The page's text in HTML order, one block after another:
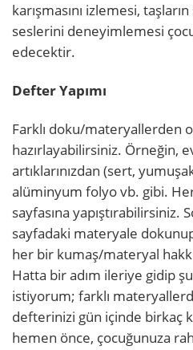
karışmasını izlemesi,
seslerini deneyimlemesi
edecektir.
Defter Yapımı
Farklı doku/materyallerden
hazırlayabilirsiniz. Örneğin,
artıklarınızdan (sert,
alüminyum folyo vb. gibi.
sayfasına yapıştırabilirsiniz.
sayfadaki materyale
her bir kumaş/materyal
Hatta bir adım ileriye gidip
istiyorum; farklı
defterinizi gün içinde birkaç
hemen önce, çocuğunuza